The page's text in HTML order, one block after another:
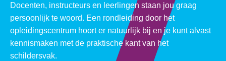
Docenten, instructeurs en leerlingen staan jou graag
persoonlijk te woord. Een rondleiding door het
opleidingscentrum hoort er natuurlijk bij en je kunt alvast
kennismaken met de praktische kant van het
schildersvak.